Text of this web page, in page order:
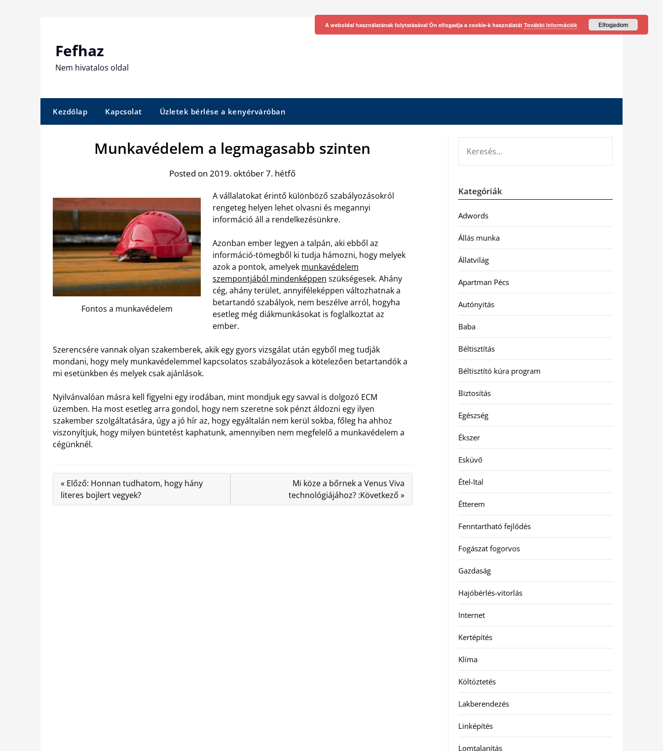
Fefhaz
Nem hivatalos oldal
Kezdőlap Kapcsolat Üzletek bérlése a kenyérváróban
Munkavédelem a legmagasabb szinten
Posted on 2019. október 7. hétfő
Fontos a munkavédelem
A vállalatokat érintő különböző szabályozásokról
rengeteg helyen lehet olvasni és megannyi
információ áll a rendelkezésünkre.
Azonban ember legyen a talpán, aki ebből az
információ-tömegből ki tudja hámozni, hogy melyek
azok a pontok, amelyek munkavédelem
szempontjából mindenképpen szükségesek. Ahány
cég, ahány terület, annyiféleképpen változhatnak a
betartandó szabályok, nem beszélve arról, hogyha
esetleg még diákmunkásokat is foglalkoztat az
ember.
Szerencsére vannak olyan szakemberek, akik egy gyors vizsgálat után egyből meg tudják
mondani, hogy mely munkavédelemmel kapcsolatos szabályozások a kötelezően betartandók a
mi esetünkben és melyek csak ajánlások.
Nyilvánvalóan másra kell figyelni egy irodában, mint mondjuk egy savval is dolgozó ECM
üzemben. Ha most esetleg arra gondol, hogy nem szeretne sok pénzt áldozni egy ilyen
szakember szolgáltatására, úgy a jó hír az, hogy egyáltalán nem kerül sokba, főleg ha ahhoz
viszonyítjuk, hogy milyen büntetést kaphatunk, amennyiben nem megfelelő a munkavédelem a
cégünknél.
« Előző: Honnan tudhatom, hogy hány
literes bojlert vegyek?
Mi köze a bőrnek a Venus Viva
technológiájához? :Következő »
Kategóriák
Adwords
Állás munka
Állatvilág
Apartman Pécs
Autónyitás
Baba
Béltisztítás
Béltisztító kúra program
Biztosítás
Egészség
Ékszer
Esküvő
Étel-Ital
Étterem
Fenntartható fejlődés
Fogászat fogorvos
Gazdaság
Hajóbérlés-vitorlás
Internet
Kertépítés
Klíma
Költöztetés
Lakberendezés
Linképítés
Lomtalanítás
A weboldal használatának folytatásával Ön elfogadja a cookie-k használatát További információk Elfogadom